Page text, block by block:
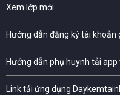
Xem lớp mới
Hướng dẫn đăng ký tài khoản
Hướng dẫn phụ huynh tải
Link tải ứng dụng